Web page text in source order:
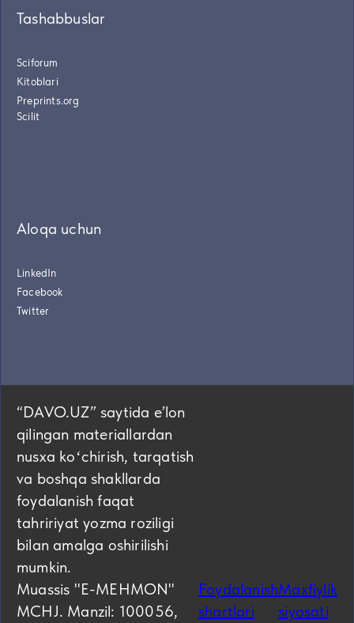
Tashabbuslar
Sciforum
Kitoblari
Preprints.org
Scilit
Aloqa uchun
LinkedIn
Facebook
Twitter
“DAVO.UZ” saytida eʼlon
qilingan materiallardan
nusxa koʻchirish, tarqatish
va boshqa shakllarda
foydalanish faqat
tahririyat yozma roziligi
bilan amalga oshirilishi
mumkin.
Muassis "E-MEHMON"
MCHJ. Manzil: 100056,
Foydalanish
shartlari
Maxfiylik
siyosati